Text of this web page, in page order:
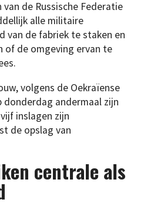
de Russische Federatie
alle militaire
van de fabriek te staken en
of de omgeving ervan te
volgens de Oekraïense
andermaal zijn
inslagen zijn
de opslag van
centrale als